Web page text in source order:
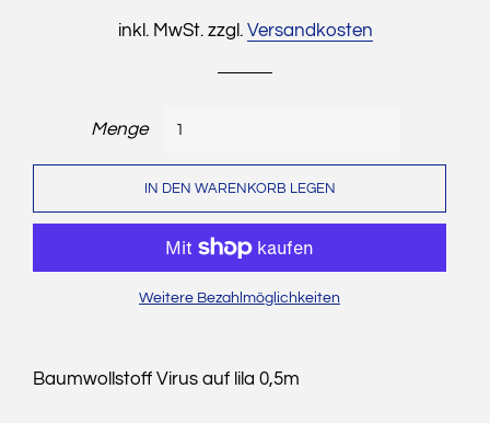
inkl. MwSt. zzgl. Versandkosten
Menge
IN DEN WARENKORB LEGEN
Weitere Bezahlmöglichkeiten
Baumwollstoff Virus auf lila 0,5m